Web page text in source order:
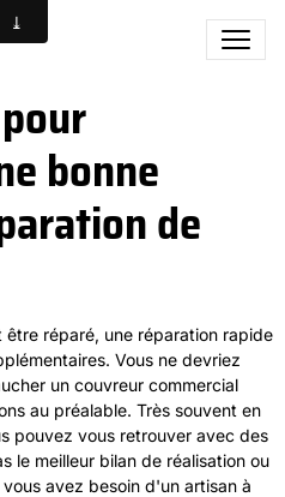
bonne
de
réparé, une réparation rapide
Vous ne devriez
un couvreur commercial
au préalable. Très souvent en
pouvez vous retrouver avec des
le meilleur bilan de réalisation ou
avez besoin d'un artisan à